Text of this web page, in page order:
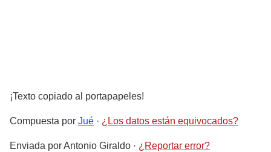
¡Texto copiado al portapapeles!
Compuesta por Jué · ¿Los datos están equivocados?
Enviada porAntonio Giraldo · ¿Reportar error?